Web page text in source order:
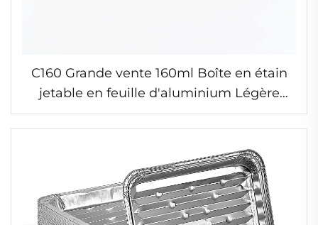
C160 Grande vente 160ml Boîte en étain
jetable en feuille d'aluminium Légère
Rectangulaire Noire Or Emballage
alimentaire Moules à gâteau